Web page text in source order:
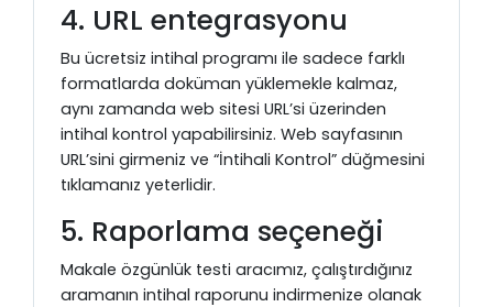
4. URL entegrasyonu
Bu ücretsiz intihal programı ile sadece farklı
formatlarda doküman yüklemekle kalmaz,
aynı zamanda web sitesi URL’si üzerinden
intihal kontrol yapabilirsiniz. Web sayfasının
URL’sini girmeniz ve “İntihali Kontrol” düğmesini
tıklamanız yeterlidir.
5. Raporlama seçeneği
Makale özgünlük testi aracımız, çalıştırdığınız
aramanın intihal raporunu indirmenize olanak